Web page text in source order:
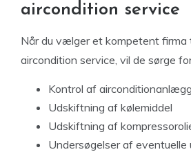
aircondition service
Når du vælger et kompetent firma
aircondition service, vil de sørge
Kontrol af
Udskiftning af kølemiddel
Udskiftning af
Undersøgelser af